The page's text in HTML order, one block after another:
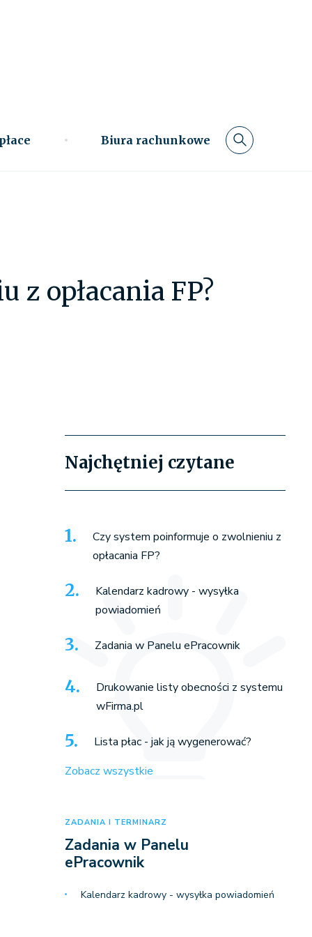
Biura rachunkowe
opłacania FP?
Najchętniej czytane
Czy system poinformuje o zwolnieniu z
opłacania FP?
Kalendarz kadrowy - wysyłka
powiadomień
Zadania w Panelu ePracownik
Drukowanie listy obecności z systemu
wFirma.pl
Lista płac - jak ją wygenerować?
Zobacz wszystkie
ZADANIA I TERMINARZ
Zadania w Panelu
ePracownik
Kalendarz kadrowy - wysyłka powiadomień